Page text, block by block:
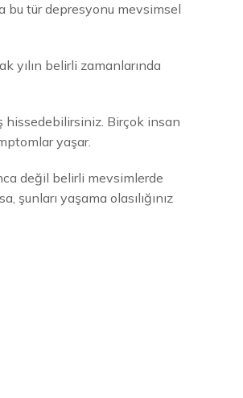
bu tür depresyonu mevsimsel
yılın belirli zamanlarında
hissedebilirsiniz. Birçok insan
yaşar.
değil belirli mevsimlerde
şunları yaşama olasılığınız